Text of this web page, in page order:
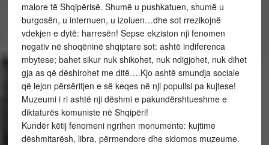
malore të Shqipërisë. Shumë u pushkatuen, shumë u
burgosën, u internuen, u izoluen…dhe sot rrezikojnë
vdekjen e dytë: harresën! Sepse ekziston nji fenomen
negativ në shoqëninë shqiptare sot: ashtë indiferenca
mbytese; bahet sikur nuk shikohet, nuk ndigjohet, nuk dihet
gja as që dëshirohet me ditë….Kjo ashtë smundja sociale
që lejon përsëritjen e së keqes në nji popullsi pa kujtese!
Muzeumi i ri ashtë nji dëshmi e pakundërshtueshme e
diktaturës komuniste në Shqipëri!
Kundër këtij fenomeni ngrihen monumente: kujtime
dëshmitarësh, libra, përmendore dhe sidomos muzeume.